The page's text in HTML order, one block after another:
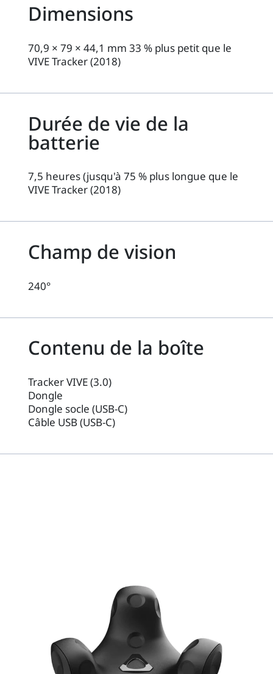
Dimensions
70,9 × 79 × 44,1 mm 33 % plus petit que le
VIVE Tracker (2018)
Durée de vie de la
batterie
7,5 heures (jusqu'à 75 % plus longue que le
VIVE Tracker (2018)
Champ de vision
240°
Contenu de la boîte
Tracker VIVE (3.0)
Dongle
Dongle socle (USB-C)
Câble USB (USB-C)